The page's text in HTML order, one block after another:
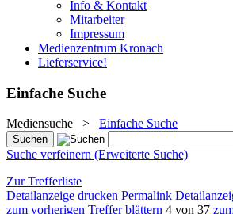
Info & Kontakt
Mitarbeiter
Impressum
Medienzentrum Kronach
Lieferservice!
Einfache Suche
Mediensuche > Einfache Suche
Suche verfeinern (Erweiterte Suche)
Zur Trefferliste
Detailanzeige drucken Permalink
zum vorherigen Treffer blättern 4 von 37